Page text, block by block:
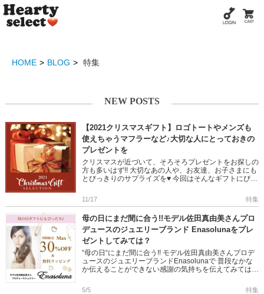
HOME BLOG 特集
NEW POSTS
【2021クリスマスギフト】ロゴトートやメンズも
使えちゃうマフラーなど♪大切な人にとっておきの
プレゼントを
クリスマスが近づいて、そろそろプレゼントをお探しの
方も多いはず!! 大切なあの人や、お友達、お子さまにも
とびっきりのサプライズを♥ 今回はそんなギフトにぴっ
ました◎ ぜひ […]
11/17 特集
母の日にまだ間に合う!!モデル佐田真由美さんプロ
デュースのジュエリーブランド Enasolunaをプレ
ゼントしてみては？
“母の日“にまだ間に合う!! モデル佐田真由美さんプロデ
ュースのジュエリーブランドEnasolunaで 普段なかな
か伝えることができない感謝の気持ちを伝えてみてはい
5/5 特集